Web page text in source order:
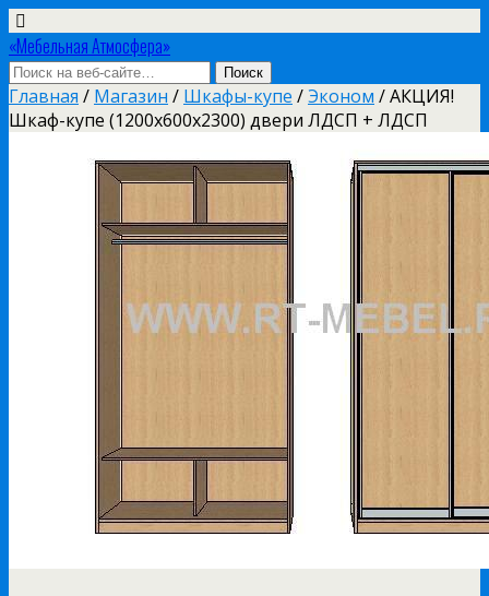
«Мебельная Атмосфера»
Главная / Магазин / Шкафы-купе /Эконом / АКЦИЯ!
Шкаф-купе (1200х600х2300) двери ЛДСП + ЛДСП